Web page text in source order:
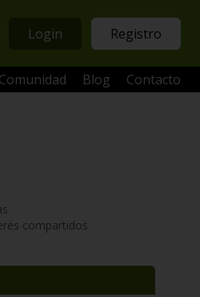
Login Registro
Comunidad Blog Contacto
compartidos